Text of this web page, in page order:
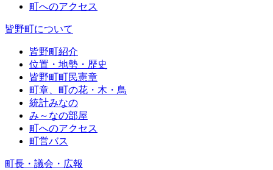
町へのアクセス
皆野町について
皆野町紹介
位置・地勢・歴史
皆野町町民憲章
町章、町の花・木・鳥
統計みなの
み～なの部屋
町へのアクセス
町営バス
町長・議会・広報